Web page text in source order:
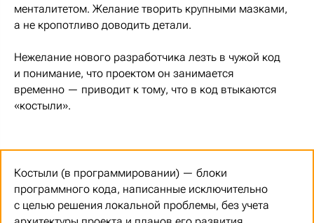
менталитетом. Желание творить крупными мазками,
а не кропотливо доводить детали.
Нежелание нового разработчика лезть в чужой код
и понимание, что проектом он занимается
временно — приводит к тому, что в код втыкаются
«костыли».
Костыли (в программировании) — блоки
программного кода, написанные исключительно
с целью решения локальной проблемы, без учета